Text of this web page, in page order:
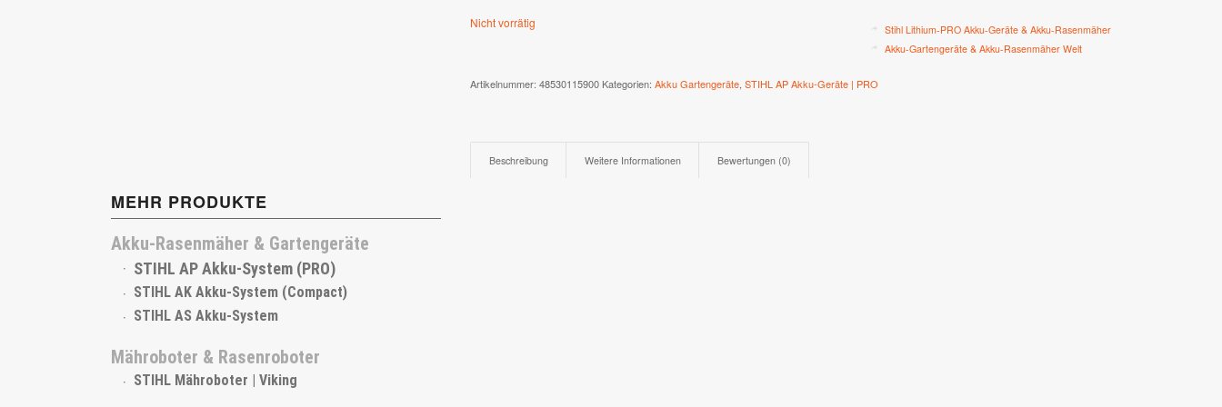
MEHR PRODUKTE
Akku-Rasenmäher & Gartengeräte
STIHL AP Akku-System (PRO)
STIHL AK Akku-System (Compact)
STIHL AS Akku-System
Mähroboter & Rasenroboter
STIHL Mähroboter | Viking
Stihl Lithium-PRO Akku-Geräte & Akku-Rasenmäher
Akku-Gartengeräte & Akku-Rasenmäher Welt
Nicht vorrätig
Artikelnummer: 48530115900 Kategorien: Akku Gartengeräte STIHL AP Akku-Geräte | PRO
Beschreibung Weitere Informationen Bewertungen (0)